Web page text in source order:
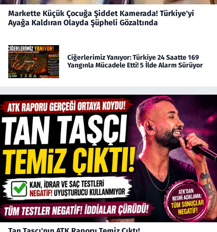
Markette Küçük Çocuğa Şiddet Kamerada! Türkiye'yi
Ayağa Kaldıran Olayda Şüpheli Gözaltında
Ciğerlerimiz Yanıyor: Türkiye 24 Saatte 169
Yangınla Mücadele Etti! 5 İlde Alarm Sürüyor